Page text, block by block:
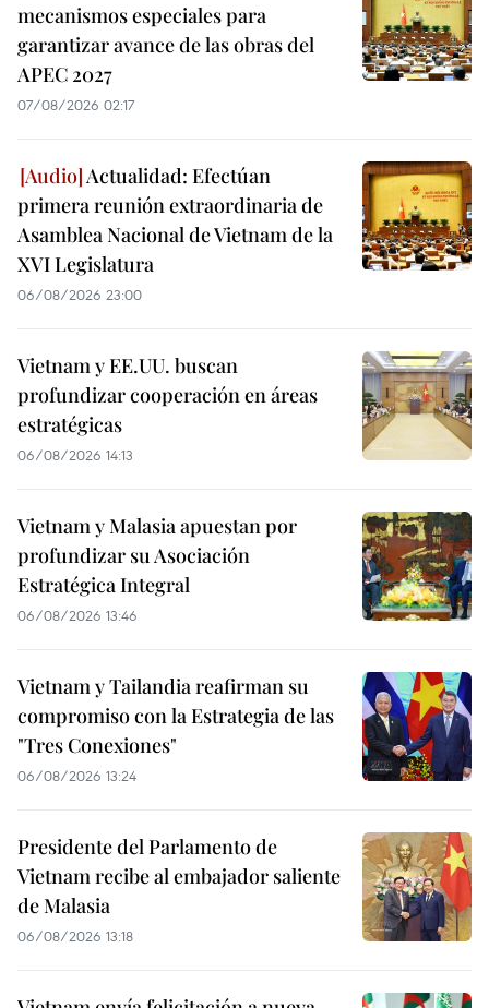
mecanismos especiales para
garantizar avance de las obras del
APEC 2027
07/08/2026 02:17
Actualidad: Efectúan
primera reunión extraordinaria de
Asamblea Nacional de Vietnam de la
XVI Legislatura
06/08/2026 23:00
Vietnam y EE.UU. buscan
profundizar cooperación en áreas
estratégicas
06/08/2026 14:13
Vietnam y Malasia apuestan por
profundizar su Asociación
Estratégica Integral
06/08/2026 13:46
Vietnam y Tailandia reafirman su
compromiso con la Estrategia de las
"Tres Conexiones"
06/08/2026 13:24
Presidente del Parlamento de
Vietnam recibe al embajador saliente
de Malasia
06/08/2026 13:18